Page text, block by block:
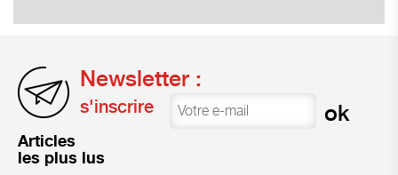
Newsletter :
s'inscrire
Articles
les plus lus